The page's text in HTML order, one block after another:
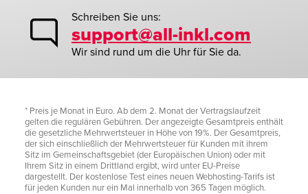
Schreiben Sie uns:
support@all-inkl.com
Wir sind rund um die Uhr für Sie da.
* Preis je Monat in Euro. Ab dem 2. Monat der Vertragslaufzeit
gelten die regulären Gebühren. Der angezeigte Gesamtpreis enthält
die gesetzliche Mehrwertsteuer in Höhe von 19%. Der Gesamtpreis,
der sich einschließlich der Mehrwertsteuer für Kunden mit ihrem
Sitz im Gemeinschaftsgebiet (der Europäischen Union) oder mit
Ihrem Sitz in einem Drittland ergibt, wird unter EU-Preise
dargestellt. Der kostenlose Test eines neuen Webhosting-Tarifs ist
für jeden Kunden nur ein Mal innerhalb von 365 Tagen möglich.